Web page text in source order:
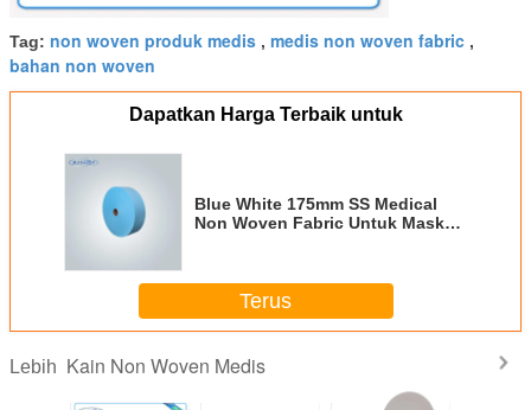
Tag: non woven produk medis , medis non woven fabric ,
bahan non woven
Dapatkan Harga Terbaik untuk
Blue White 175mm SS Medical
Non Woven Fabric Untuk Masker
Terus
Lebih Kain Non Woven Medis